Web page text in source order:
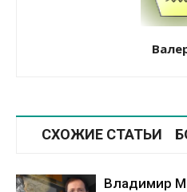
СХОЖИЕ СТАТЬИ
Владимир